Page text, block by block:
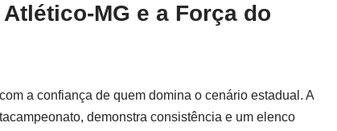
MG e a Força do
a confiança de quem domina o cenário estadual. A
demonstra consistência e um elenco